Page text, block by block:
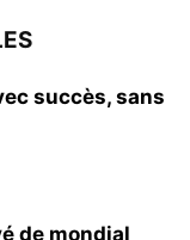
succès, sans
de mondial